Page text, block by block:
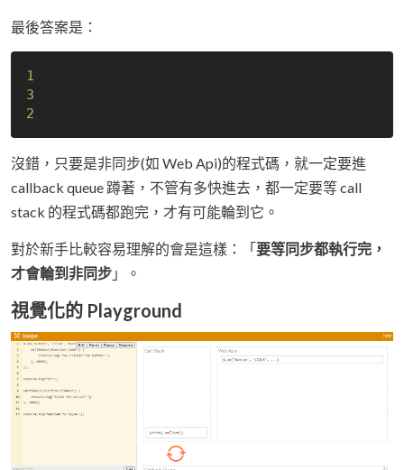
最後答案是：
1
3
2
沒錯，只要是非同步(如 Web Api)的程式碼，就一定要進
callback queue 蹲著，不管有多快進去，都一定要等 call
stack 的程式碼都跑完，才有可能輪到它。
對於新手比較容易理解的會是這樣：「 要等同步都執行完，
才會輪到非同步 」。
視覺化的 Playground